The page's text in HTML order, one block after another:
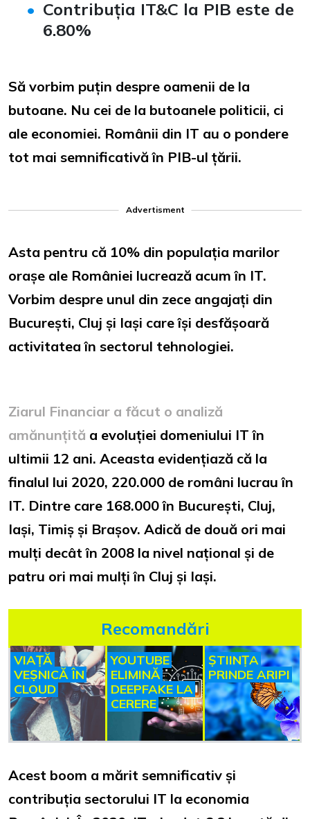
Contribuția IT&C la PIB este de
6.80%
Să vorbim puțin despre oamenii de la
butoane. Nu cei de la butoanele politicii, ci
ale economiei. Românii din IT au o pondere
tot mai semnificativă în PIB-ul țării.
Advertisment
Asta pentru că 10% din populația marilor
orașe ale României lucrează acum în IT.
Vorbim despre unul din zece angajați din
București, Cluj și Iași care își desfășoară
activitatea în sectorul tehnologiei.
Ziarul Financiar a făcut o analiză
amănunțită a evoluției domeniului IT în
ultimii 12 ani. Aceasta evidențiază că la
finalul lui 2020, 220.000 de români lucrau în
IT. Dintre care 168.000 în București, Cluj,
Iași, Timiș și Brașov. Adică de două ori mai
mulți decât în 2008 la nivel național și de
patru ori mai mulți în Cluj și Iași.
Recomandări
VIAȚĂ
VEȘNICĂ ÎN
CLOUD
YOUTUBE
ELIMINĂ
DEEPFAKE LA
CERERE
ȘTIINȚA
PRINDE ARIPI
Acest boom a mărit semnificativ și
contribuția sectorului IT la economia